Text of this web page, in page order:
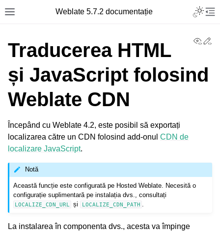
Toggle site navigation sidebar
Weblate 5.7.2 documentație Toggle
Traducerea HTML
și JavaScript folosind
Weblate CDN
Începând cu Weblate 4.2, este posibil să exportați
localizarea către un CDN folosind add-onul CDN de
localizare JavaScript.
Notă
Această funcție este configurată pe Hosted Weblate. Necesită o
configurație suplimentară pe instalația dvs., consultați
LOCALIZE_CDN_URL și LOCALIZE_CDN_PATH
La instalarea în componenta dvs., acesta va împinge